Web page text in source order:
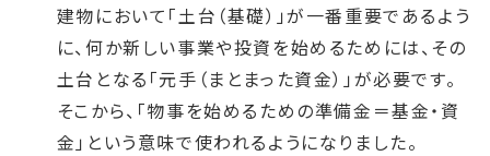
建物において「土台（基礎）」が一番重要であるよう
に、何か新しい事業や投資を始めるためには、その
土台となる「元手（まとまった資金）」が必要です。
そこから、「物事を始めるための準備金＝基金・資
金」という意味で使われるようになりました。